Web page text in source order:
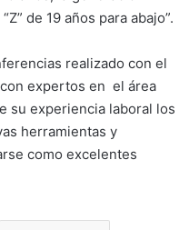
de 19 años para abajo”.
realizado con el
expertos en el área
su experiencia laboral los
herramientas y
como excelentes